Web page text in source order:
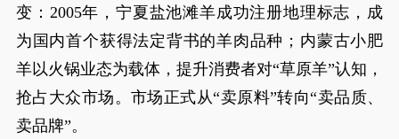
变：2005年，宁夏盐池滩羊成功注册地理标志，成
为国内首个获得法定背书的羊肉品种；内蒙古小肥
羊以火锅业态为载体，提升消费者对“草原羊”认知，
抢占大众市场。市场正式从“卖原料”转向“卖品质、
卖品牌”。